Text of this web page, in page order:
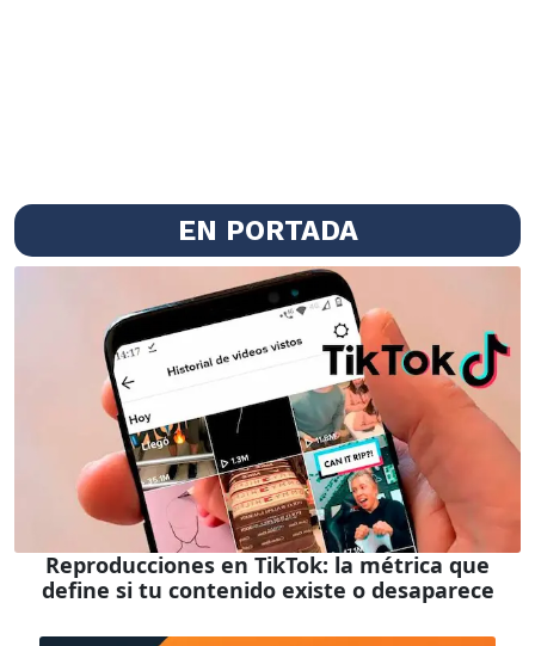
EN PORTADA
Reproducciones en TikTok: la métrica que
define si tu contenido existe o desaparece